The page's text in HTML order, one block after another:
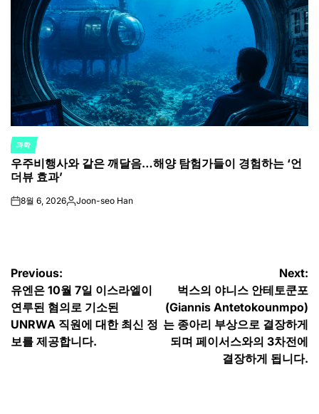
POSTED
IN
과학
우주비행사와 같은 깨달음…해양 탐험가들이 경험하는 ‘언
더뷰 효과’
on8월 6, 2026Posted
Joon-seo Han
글
탐
색
Previous:
유엔은 10월 7일 이스라엘이
연루된 혐의로 기소된
UNRWA 직원에 대한 최신 정
보를 제공합니다.
Next:
벅스의 야니스 안테토쿤포
(Giannis Antetokounmpo)
는 종아리 부상으로 결장하게
되며 페이서스와의 3차전에
결장하게 됩니다.